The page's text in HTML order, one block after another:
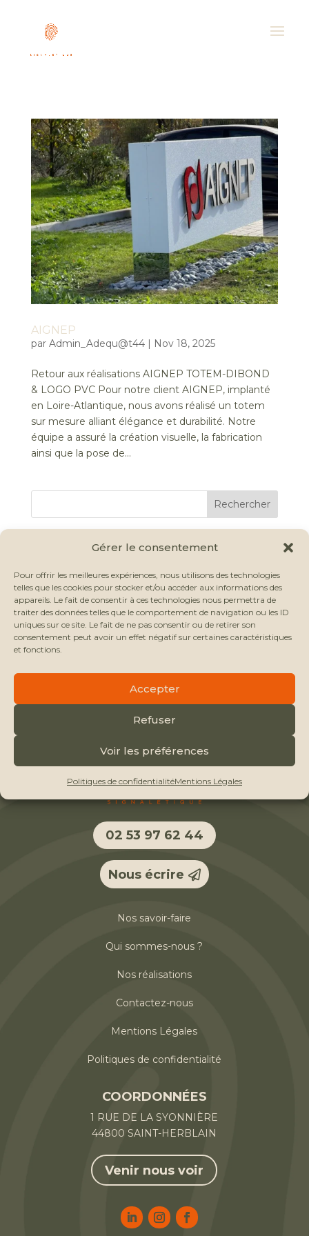
Gérer le consentement
Pour offrir les meilleures expériences, nous utilisons des technologies
telles que les cookies pour stocker et/ou accéder aux informations des
appareils. Le fait de consentir à ces technologies nous permettra de
traiter des données telles que le comportement de navigation ou les ID
uniques sur ce site. Le fait de ne pas consentir ou de retirer son
consentement peut avoir un effet négatif sur certaines caractéristiques
et fonctions.
Accepter
Refuser
Voir les préférences
Politiques de confidentialitéMentions Légales
AIGNEP
par Admin_Adequ@t44| Nov 18, 2025
Retour aux réalisations AIGNEP TOTEM-DIBOND
& LOGO PVC Pour notre client AIGNEP, implanté
en Loire-Atlantique, nous avons réalisé un totem
sur mesure alliant élégance et durabilité. Notre
équipe a assuré la création visuelle, la fabrication
ainsi que la pose de...
Rechercher
Articles récents
Commentaires récents
Aucun commentaire à afficher.
02 53 97 62 44
Nous écrire
Nos savoir-faire
Qui sommes-nous ?
Nos réalisations
Contactez-nous
Mentions Légales
Politiques de confidentialité
COORDONNÉES
1 RUE DE LA SYONNIÈRE
44800 SAINT-HERBLAIN
Venir nous voir